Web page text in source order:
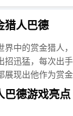
猎人巴德
界中的赏金猎人
招迅猛，每次出
现出他作为赏金
巴德游戏亮点